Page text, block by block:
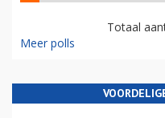
Totaal
Meer polls